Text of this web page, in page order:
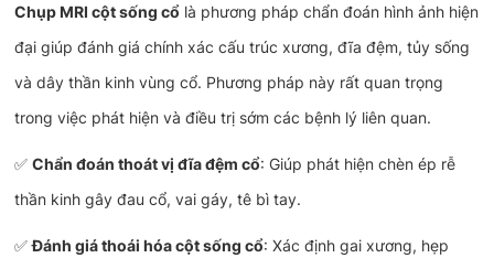
Chụp MRI cột sống cổ là phương pháp chẩn đoán hình ảnh hiện
đại giúp đánh giá chính xác cấu trúc xương, đĩa đệm, tủy sống
và dây thần kinh vùng cổ. Phương pháp này rất quan trọng
trong việc phát hiện và điều trị sớm các bệnh lý liên quan.
✅Chẩn đoán thoát vị đĩa đệm cổ: Giúp phát hiện chèn ép rễ
thần kinh gây đau cổ, vai gáy, tê bì tay.
✅Đánh giá thoái hóa cột sống cổ: Xác định gai xương, hẹp